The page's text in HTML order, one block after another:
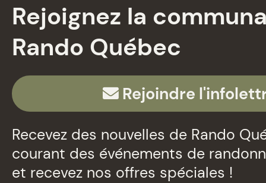
Rejoignez la
Rando Québec
Rejoindre
Recevez des nouvelles de Rando
courant des événements de
et recevez nos offres spéciales !